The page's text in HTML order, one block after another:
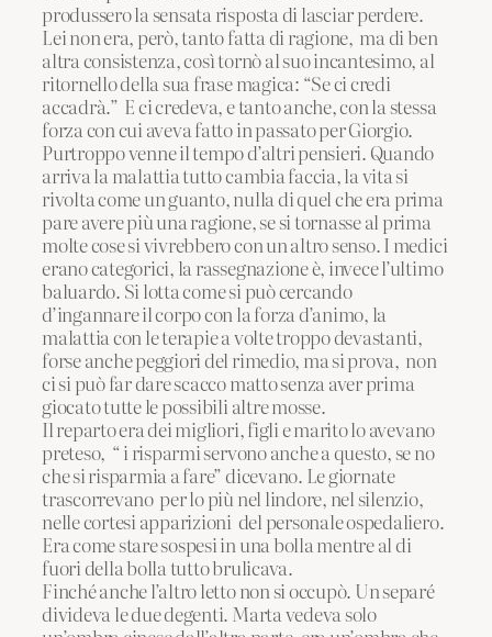
produssero la sensata risposta di lasciar perdere.
Lei non era, però, tanto fatta di ragione, ma di ben
altra consistenza, così tornò al suo incantesimo, al
ritornello della sua frase magica: “Se ci credi
accadrà.” E ci credeva, e tanto anche, con la stessa
forza con cui aveva fatto in passato per Giorgio.
Purtroppo venne il tempo d’altri pensieri. Quando
arriva la malattia tutto cambia faccia, la vita si
rivolta come un guanto, nulla di quel che era prima
pare avere più una ragione, se si tornasse al prima
molte cose si vivrebbero con un altro senso. I medici
erano categorici, la rassegnazione è, invece l’ultimo
baluardo. Si lotta come si può cercando
d’ingannare il corpo con la forza d’animo, la
malattia con le terapie a volte troppo devastanti,
forse anche peggiori del rimedio, ma si prova, non
ci si può far dare scacco matto senza aver prima
giocato tutte le possibili altre mosse.
Il reparto era dei migliori, figli e marito lo avevano
preteso, “ i risparmi servono anche a questo, se no
che si risparmia a fare” dicevano. Le giornate
trascorrevano per lo più nel lindore, nel silenzio,
nelle cortesi apparizioni del personale ospedaliero.
Era come stare sospesi in una bolla mentre al di
fuori della bolla tutto brulicava.
Finché anche l’altro letto non si occupò. Un separé
divideva le due degenti. Marta vedeva solo